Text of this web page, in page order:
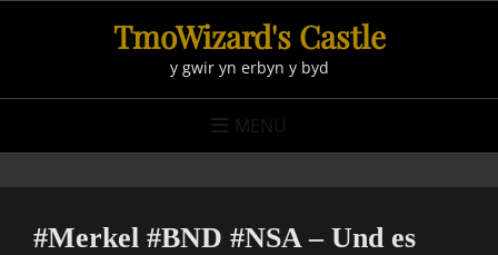
TmoWizard's Castle
y gwir yn erbyn y byd
MENU
#Merkel #BND #NSA – Und es